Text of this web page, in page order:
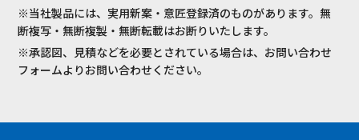
※当社製品には、実用新案・意匠登録済のものがあります。無
断複写・無断複製・無断転載はお断りいたします。
※承認図、見積などを必要とされている場合は、お問い合わせ
フォームよりお問い合わせください。